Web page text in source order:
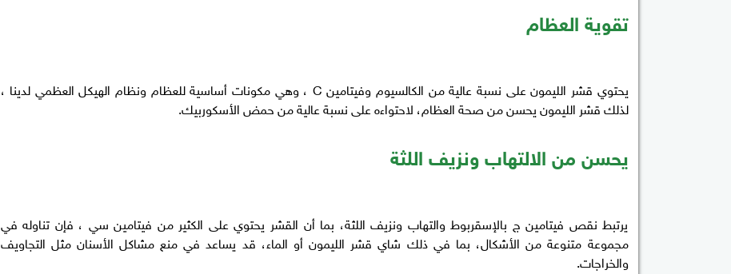
تقوية العظام
يحتوي قشر الليمون على نسبة عالية من الكالسيوم وفيتامين C ، وهي مكونات أساسية للعظام ونظام الهيكل العظمي لدينا ،
لذلك قشر الليمون يحسن من صحة العظام، لاحتواءه على نسبة عالية من حمض الأسكوربيك.
يحسن من الالتهاب ونزيف اللثة
يرتبط نقص فيتامين ج بالإسقربوط والتهاب ونزيف اللثة، بما أن القشر يحتوي على الكثير من فيتامين سي ، فإن تناوله في
مجموعة متنوعة من الأشكال، بما في ذلك شاي قشر الليمون أو الماء، قد يساعد في منع مشاكل الأسنان مثل التجاويف
والخراجات.